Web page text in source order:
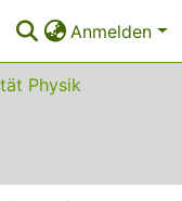
Anmelden
Physik